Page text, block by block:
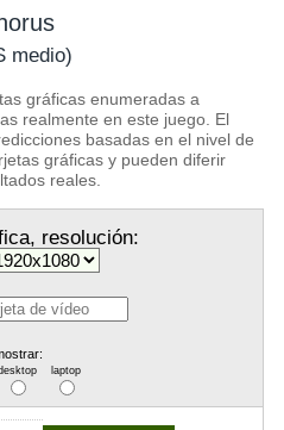
medio)
gráficas enumeradas a
realmente en este juego. El
basadas en el nivel de
gráficas y pueden diferir
reales.
resolución:
laptop